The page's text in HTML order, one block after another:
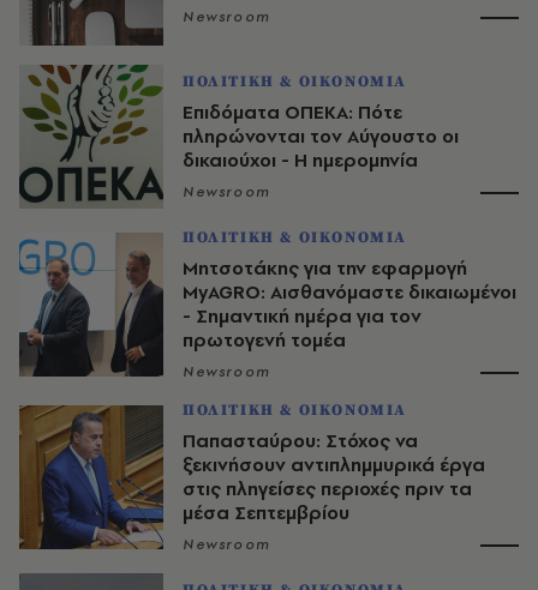
Newsroom
ΠΟΛΙΤΙΚΗ & ΟΙΚΟΝΟΜΙΑ
Επιδόματα ΟΠΕΚΑ: Πότε
πληρώνονται τον Αύγουστο οι
δικαιούχοι - Η ημερομηνία
Newsroom
ΠΟΛΙΤΙΚΗ & ΟΙΚΟΝΟΜΙΑ
Μητσοτάκης για την εφαρμογή
MyAGRO: Αισθανόμαστε δικαιωμένοι
- Σημαντική ημέρα για τον
πρωτογενή τομέα
Newsroom
ΠΟΛΙΤΙΚΗ & ΟΙΚΟΝΟΜΙΑ
Παπασταύρου: Στόχος να
ξεκινήσουν αντιπλημμυρικά έργα
στις πληγείσες περιοχές πριν τα
μέσα Σεπτεμβρίου
Newsroom